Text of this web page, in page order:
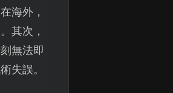
海外，
其次，
無法即
失誤。